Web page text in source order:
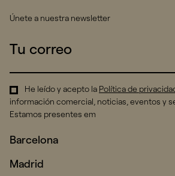
Únete a nuestra newsletter
He leído y acepto la Política de
información comercial, noticias, eventos y
Estamos presentes em
Barcelona
Madrid